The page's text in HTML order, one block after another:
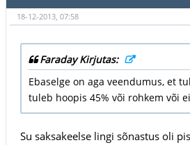
18-12-2013, 07:58
Faraday Kirjutas:
Ebaselge on aga veendumus, et
tuleb hoopis 45% või rohkem või
Su saksakeelse lingi sõnastus oli